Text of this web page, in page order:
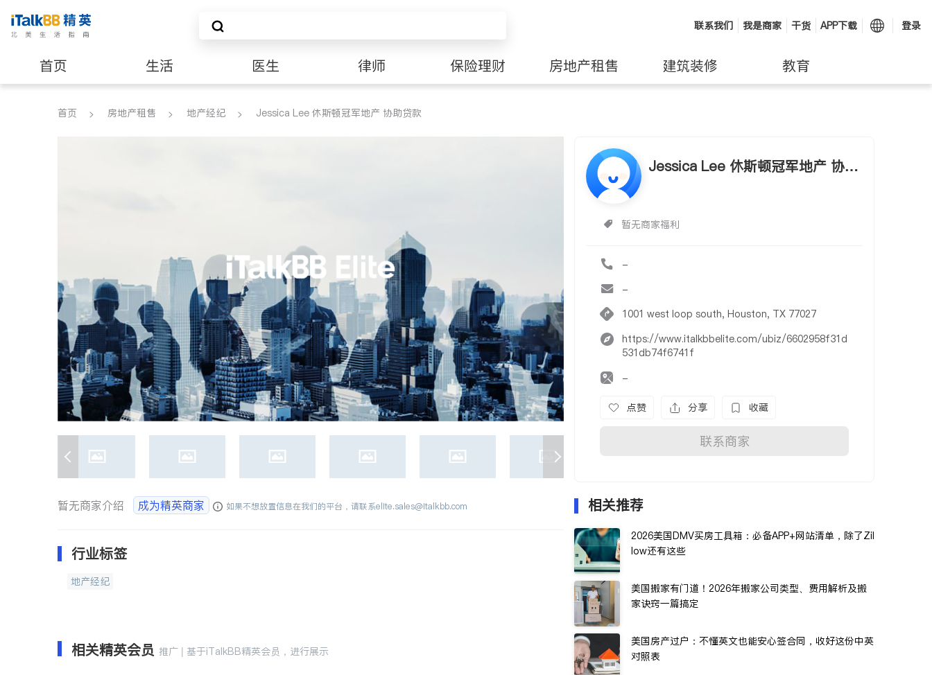
联系我们 我是商家 干货 APP下载 登录
首页 生活 医生 律师 保险理财 房地产租售 建筑装修 教育
养老 非盈利组织
首页 房地产租售 地产经纪 Jessica Lee 休斯顿冠军地产 协助贷款
Jessica Lee 休斯顿冠军地产 协助
暂无商家福利
-
-
1001 west loop south, Houston, TX 77027
https://www.italkbbelite.com/ubiz/6602958f31d
531db74f6741f
-
点赞 分享 收藏
联系商家
暂无商家介绍 成为精英商家 如果不想放置信息在我们的平台，请联系elite.sales@italkbb.com
行业标签
地产经纪
相关精英会员 推广 | 基于iTalkBB精英会员，进行展示
相关推荐
2026美国DMV买房工具箱：必备APP+网站清单，除了Zil
low还有这些
美国搬家有门道！2026年搬家公司类型、费用解析及搬
家诀窍一篇搞定
美国房产过户：不懂英文也能安心签合同，收好这份中英
对照表